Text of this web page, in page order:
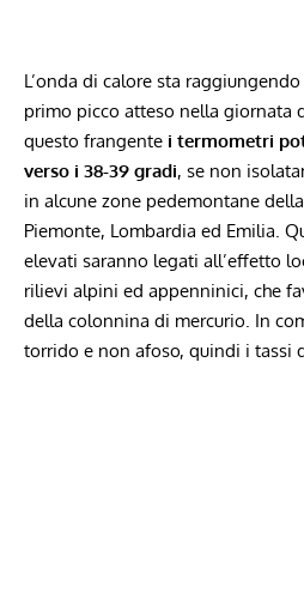
L’onda di calore sta
primo picco atteso nella giornata
questo frangente i termometri
verso i 38-39 gradi, se non
in alcune zone pedemontane
Piemonte, Lombardia ed Emilia.
elevati saranno legati all’effetto
rilievi alpini ed appenninici, che
della colonnina di mercurio. In
torrido e non afoso, quindi i tassi